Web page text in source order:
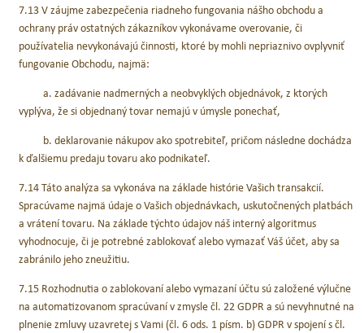
7.13 V záujme zabezpečenia riadneho fungovania nášho obchodu a
ochrany práv ostatných zákazníkov vykonávame overovanie, či
používatelia nevykonávajú činnosti, ktoré by mohli nepriaznivo ovplyvniť
fungovanie Obchodu, najmä:
a. zadávanie nadmerných a neobvyklých objednávok, z ktorých
vyplýva, že si objednaný tovar nemajú v úmysle ponechať,
b. deklarovanie nákupov ako spotrebiteľ, pričom následne dochádza
k ďalšiemu predaju tovaru ako podnikateľ.
7.14 Táto analýza sa vykonáva na základe histórie Vašich transakcií.
Spracúvame najmä údaje o Vašich objednávkach, uskutočnených platbách
a vrátení tovaru. Na základe týchto údajov náš interný algoritmus
vyhodnocuje, či je potrebné zablokovať alebo vymazať Váš účet, aby sa
zabránilo jeho zneužitiu.
7.15 Rozhodnutia o zablokovaní alebo vymazaní účtu sú založené výlučne
na automatizovanom spracúvaní v zmysle čl. 22 GDPR a sú nevyhnutné na
plnenie zmluvy uzavretej s Vami (čl. 6 ods. 1 písm. b) GDPR v spojení s čl.